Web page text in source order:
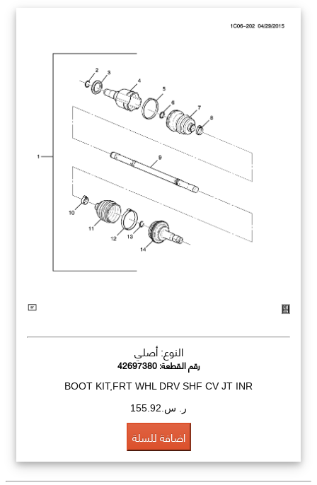
النوع: أصلي
رقم القطعة:42697380
BOOT KIT,FRT WHL DRV SHF CV JT INR
ر. س.155.92
اضافة للسلة